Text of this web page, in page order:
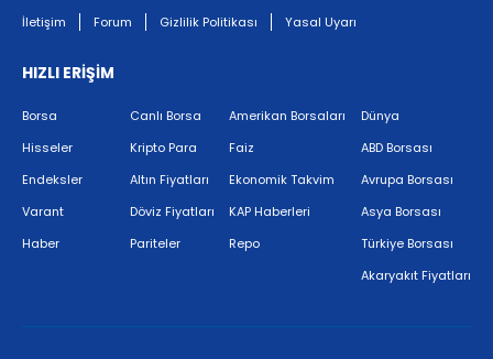
İletişim Forum Gizlilik Politikası Yasal Uyarı
HIZLI ERİŞİM
Borsa
Hisseler
Endeksler
Varant
Haber
Canlı Borsa
Kripto Para
Altın Fiyatları
Döviz Fiyatları
Pariteler
Amerikan Borsaları
Faiz
Ekonomik Takvim
KAP Haberleri
Repo
Dünya
ABD Borsası
Avrupa Borsası
Asya Borsası
Türkiye Borsası
Akaryakıt Fiyatları